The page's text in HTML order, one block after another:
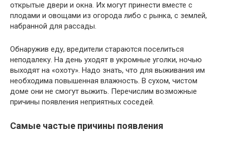
открытые двери и окна. Их могут принести вместе с
плодами и овощами из огорода либо с рынка, с землей,
набранной для рассады.
Обнаружив еду, вредители стараются поселиться
неподалеку. На день уходят в укромные уголки, ночью
выходят на «охоту». Надо знать, что для выживания им
необходима повышенная влажность. В сухом, чистом
доме они не смогут выжить. Перечислим возможные
причины появления неприятных соседей.
Самые частые причины появления